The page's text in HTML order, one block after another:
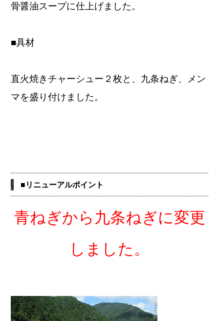
骨醤油スープに仕上げました。
■具材
直火焼きチャーシュー２枚と、九条ねぎ、メン
マを盛り付けました。
■リニューアルポイント
青ねぎから九条ねぎに変更
しました。